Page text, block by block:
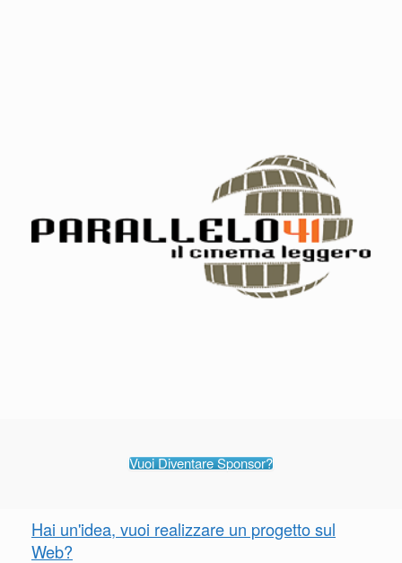
Vuoi Diventare Sponsor?
Hai un'idea, vuoi realizzare un progetto sul
Web?